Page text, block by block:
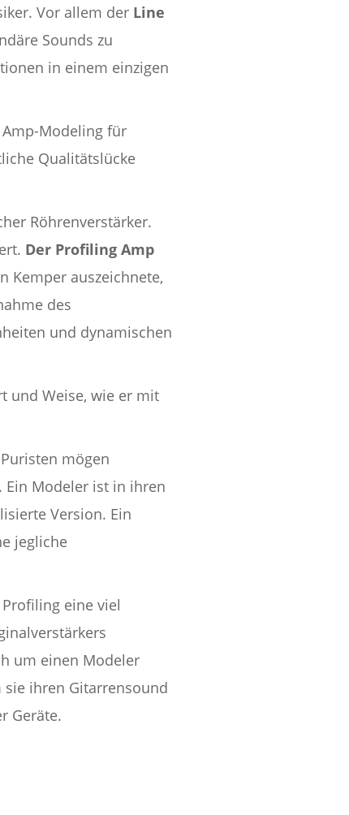
Vor allem der Line
Sounds zu
in einem einzigen
Modeling für
Qualitätslücke
Röhrenverstärker.
Der Profiling Amp
Kemper auszeichnete,
des
und dynamischen
und Weise, wie er mit
mögen
Ein Modeler ist in ihren
Version. Ein
jegliche
eine viel
um einen Modeler
ihren Gitarrensound
Geräte.